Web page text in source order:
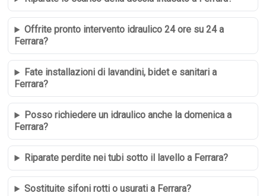
Offrite pronto intervento idraulico 24 ore su 24 a
Ferrara?
Fate installazioni di lavandini, bidet e sanitari a
Ferrara?
Posso richiedere un idraulico anche la domenica a
Ferrara?
Riparate perdite nei tubi sotto il lavello a Ferrara?
Sostituite sifoni rotti o usurati a Ferrara?